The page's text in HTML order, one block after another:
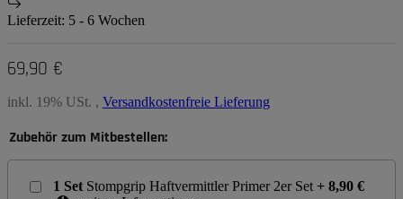
Lieferzeit: 5 - 6 Wochen
69,90 €
inkl. 19% USt. , Versandkostenfreie Lieferung
Zubehör zum Mitbestellen:
1 Set Stompgrip Haftvermittler Primer 2er Set + 8,90 €